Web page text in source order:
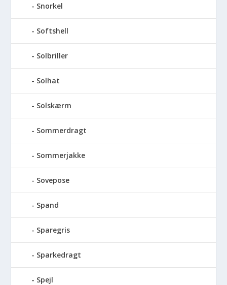
Snorkel
Softshell
Solbriller
Solhat
Solskærm
Sommerdragt
Sommerjakke
Sovepose
Spand
Sparegris
Sparkedragt
Spejl